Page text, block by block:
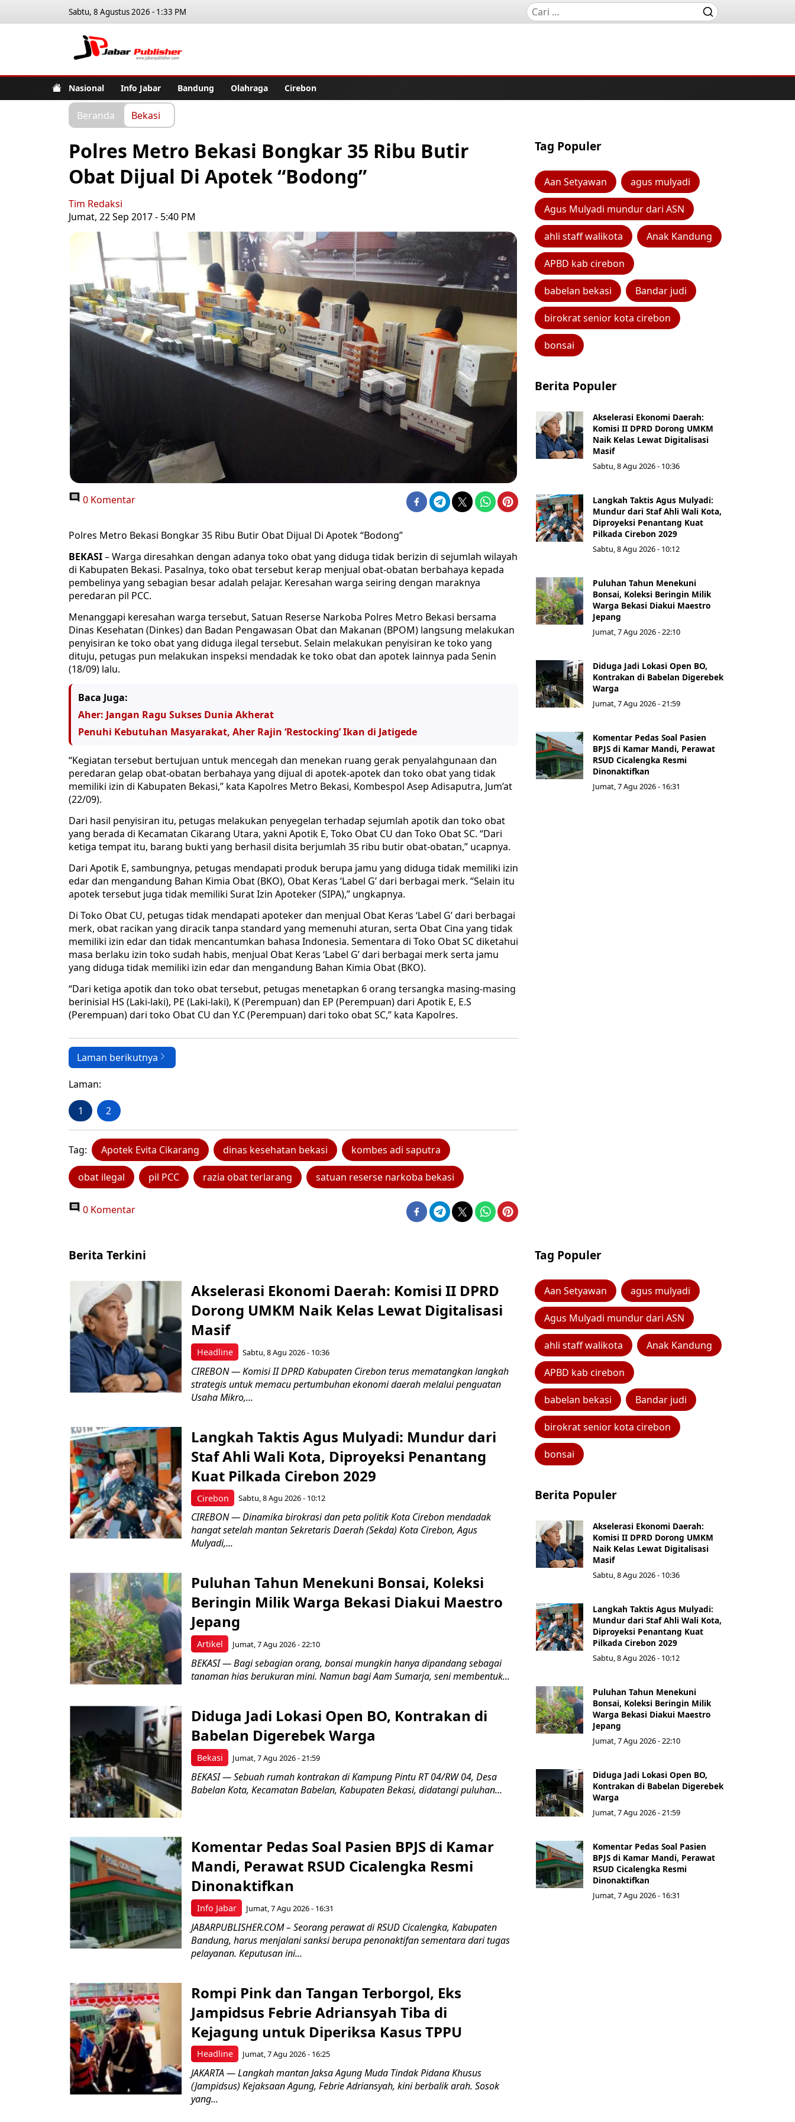
Sabtu, 8 Agustus 2026 - 1:33 PM
Nasional Info Jabar Bandung Olahraga Cirebon
Beranda Bekasi
Polres Metro Bekasi Bongkar 35 Ribu Butir
Obat Dijual Di Apotek “Bodong”
Tim Redaksi
Jumat, 22 Sep 2017 - 5:40 PM
0 Komentar
Polres Metro Bekasi Bongkar 35 Ribu Butir Obat Dijual Di Apotek “Bodong”
BEKASI– Warga diresahkan dengan adanya toko obat yang diduga tidak berizin di sejumlah wilayah
di Kabupaten Bekasi. Pasalnya, toko obat tersebut kerap menjual obat-obatan berbahaya kepada
pembelinya yang sebagian besar adalah pelajar. Keresahan warga seiring dengan maraknya
peredaran pil PCC.
Menanggapi keresahan warga tersebut, Satuan Reserse Narkoba Polres Metro Bekasi bersama
Dinas Kesehatan (Dinkes) dan Badan Pengawasan Obat dan Makanan (BPOM) langsung melakukan
penyisiran ke toko obat yang diduga ilegal tersebut. Selain melakukan penyisiran ke toko yang
dituju, petugas pun melakukan inspeksi mendadak ke toko obat dan apotek lainnya pada Senin
(18/09) lalu.
Baca Juga:
Aher: Jangan Ragu Sukses Dunia Akherat
Penuhi Kebutuhan Masyarakat, Aher Rajin ‘Restocking’ Ikan di Jatigede
“Kegiatan tersebut bertujuan untuk mencegah dan menekan ruang gerak penyalahgunaan dan
peredaran gelap obat-obatan berbahaya yang dijual di apotek-apotek dan toko obat yang tidak
memiliki izin di Kabupaten Bekasi,” kata Kapolres Metro Bekasi, Kombespol Asep Adisaputra, Jum’at
(22/09).
Dari hasil penyisiran itu, petugas melakukan penyegelan terhadap sejumlah apotik dan toko obat
yang berada di Kecamatan Cikarang Utara, yakni Apotik E, Toko Obat CU dan Toko Obat SC. “Dari
ketiga tempat itu, barang bukti yang berhasil disita berjumlah 35 ribu butir obat-obatan,” ucapnya.
Dari Apotik E, sambungnya, petugas mendapati produk berupa jamu yang diduga tidak memiliki izin
edar dan mengandung Bahan Kimia Obat (BKO), Obat Keras ‘Label G’ dari berbagai merk. “Selain itu
apotek tersebut juga tidak memiliki Surat Izin Apoteker (SIPA),” ungkapnya.
Di Toko Obat CU, petugas tidak mendapati apoteker dan menjual Obat Keras ‘Label G’ dari berbagai
merk, obat racikan yang diracik tanpa standard yang memenuhi aturan, serta Obat Cina yang tidak
memiliki izin edar dan tidak mencantumkan bahasa Indonesia. Sementara di Toko Obat SC diketahui
masa berlaku izin toko sudah habis, menjual Obat Keras ‘Label G’ dari berbagai merk serta jamu
yang diduga tidak memiliki izin edar dan mengandung Bahan Kimia Obat (BKO).
“Dari ketiga apotik dan toko obat tersebut, petugas menetapkan 6 orang tersangka masing-masing
berinisial HS (Laki-laki), PE (Laki-laki), K (Perempuan) dan EP (Perempuan) dari Apotik E, E.S
(Perempuan) dari toko Obat CU dan Y.C (Perempuan) dari toko obat SC,” kata Kapolres.
Laman berikutnya
Laman:
1 2
Tag: Apotek Evita Cikarang dinas kesehatan bekasi kombes adi saputra
obat ilegal pil PCC razia obat terlarang satuan reserse narkoba bekasi
0 Komentar
Tag Populer
Aan Setyawan agus mulyadi
Agus Mulyadi mundur dari ASN
ahli staff walikota Anak Kandung
APBD kab cirebon
babelan bekasi Bandar judi
birokrat senior kota cirebon
bonsai
Berita Populer
Akselerasi Ekonomi Daerah:
Komisi II DPRD Dorong UMKM
Naik Kelas Lewat Digitalisasi
Masif
Sabtu, 8 Agu 2026 - 10:36
Langkah Taktis Agus Mulyadi:
Mundur dari Staf Ahli Wali Kota,
Diproyeksi Penantang Kuat
Pilkada Cirebon 2029
Sabtu, 8 Agu 2026 - 10:12
Puluhan Tahun Menekuni
Bonsai, Koleksi Beringin Milik
Warga Bekasi Diakui Maestro
Jepang
Jumat, 7 Agu 2026 - 22:10
Diduga Jadi Lokasi Open BO,
Kontrakan di Babelan Digerebek
Warga
Jumat, 7 Agu 2026 - 21:59
Komentar Pedas Soal Pasien
BPJS di Kamar Mandi, Perawat
RSUD Cicalengka Resmi
Dinonaktifkan
Jumat, 7 Agu 2026 - 16:31
Berita Terkini
Headline
Akselerasi Ekonomi Daerah: Komisi II DPRD
Dorong UMKM Naik Kelas Lewat Digitalisasi
Masif
Sabtu, 8 Agu 2026 - 10:36
CIREBON — Komisi II DPRD Kabupaten Cirebon terus mematangkan langkah
strategis untuk memacu pertumbuhan ekonomi daerah melalui penguatan
Usaha Mikro,...
Cirebon
Langkah Taktis Agus Mulyadi: Mundur dari
Staf Ahli Wali Kota, Diproyeksi Penantang
Kuat Pilkada Cirebon 2029
Sabtu, 8 Agu 2026 - 10:12
CIREBON — Dinamika birokrasi dan peta politik Kota Cirebon mendadak
hangat setelah mantan Sekretaris Daerah (Sekda) Kota Cirebon, Agus
Mulyadi,...
Artikel
Puluhan Tahun Menekuni Bonsai, Koleksi
Beringin Milik Warga Bekasi Diakui Maestro
Jepang
Jumat, 7 Agu 2026 - 22:10
BEKASI — Bagi sebagian orang, bonsai mungkin hanya dipandang sebagai
tanaman hias berukuran mini. Namun bagi Aam Sumarja, seni membentuk...
Bekasi
Diduga Jadi Lokasi Open BO, Kontrakan di
Babelan Digerebek Warga
Jumat, 7 Agu 2026 - 21:59
BEKASI — Sebuah rumah kontrakan di Kampung Pintu RT 04/RW 04, Desa
Babelan Kota, Kecamatan Babelan, Kabupaten Bekasi, didatangi puluhan...
Info Jabar
Komentar Pedas Soal Pasien BPJS di Kamar
Mandi, Perawat RSUD Cicalengka Resmi
Dinonaktifkan
Jumat, 7 Agu 2026 - 16:31
JABARPUBLISHER.COM – Seorang perawat di RSUD Cicalengka, Kabupaten
Bandung, harus menjalani sanksi berupa penonaktifan sementara dari tugas
pelayanan. Keputusan ini...
Headline
Rompi Pink dan Tangan Terborgol, Eks
Jampidsus Febrie Adriansyah Tiba di
Kejagung untuk Diperiksa Kasus TPPU
Jumat, 7 Agu 2026 - 16:25
JAKARTA — Langkah mantan Jaksa Agung Muda Tindak Pidana Khusus
(Jampidsus) Kejaksaan Agung, Febrie Adriansyah, kini berbalik arah. Sosok
yang...
Tag Populer
Aan Setyawan agus mulyadi
Agus Mulyadi mundur dari ASN
ahli staff walikota Anak Kandung
APBD kab cirebon
babelan bekasi Bandar judi
birokrat senior kota cirebon
bonsai
Berita Populer
Akselerasi Ekonomi Daerah:
Komisi II DPRD Dorong UMKM
Naik Kelas Lewat Digitalisasi
Masif
Sabtu, 8 Agu 2026 - 10:36
Langkah Taktis Agus Mulyadi:
Mundur dari Staf Ahli Wali Kota,
Diproyeksi Penantang Kuat
Pilkada Cirebon 2029
Sabtu, 8 Agu 2026 - 10:12
Puluhan Tahun Menekuni
Bonsai, Koleksi Beringin Milik
Warga Bekasi Diakui Maestro
Jepang
Jumat, 7 Agu 2026 - 22:10
Diduga Jadi Lokasi Open BO,
Kontrakan di Babelan Digerebek
Warga
Jumat, 7 Agu 2026 - 21:59
Komentar Pedas Soal Pasien
BPJS di Kamar Mandi, Perawat
RSUD Cicalengka Resmi
Dinonaktifkan
Jumat, 7 Agu 2026 - 16:31